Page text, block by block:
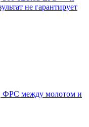
не гарантирует
ФРС между молотом и